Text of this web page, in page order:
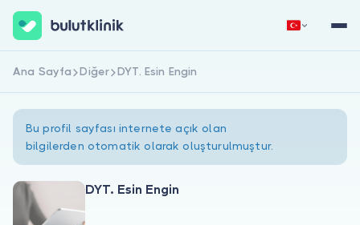
Hemen Kaydol
Ana Sayfa Diğer DYT. Esin Engin
Bu profil sayfası internete açık olan
bilgilerden otomatik olarak oluşturulmuştur.
DYT. Esin Engin